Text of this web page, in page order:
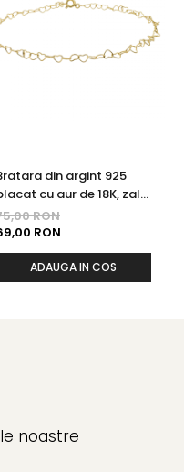
din argint 925
cu aur de 18K, zale
forma de inimioare, 19
RON
RON
ADAUGA IN COS
noastre